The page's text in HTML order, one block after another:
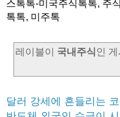
스톡톡-미국주식톡톡, 주
톡톡, 미주톡
레이블이 국내주식 인
달러 강세에 흔들리는